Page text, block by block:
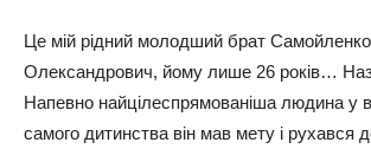
Це мій рідний молодший брат
Олександрович, йому лише 26 років…
Напевно найцілеспрямованіша людина у
самого дитинства він мав мету і рухався